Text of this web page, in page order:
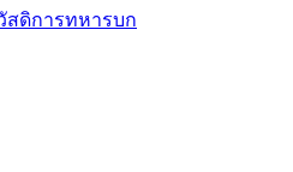
สดิการทหารบก